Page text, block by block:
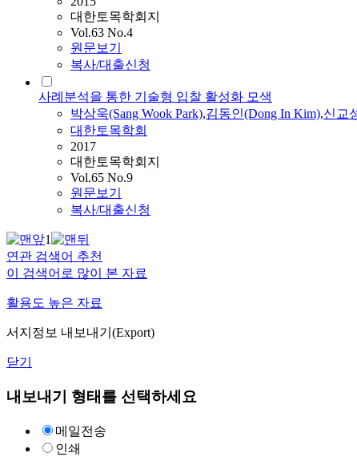
대한토목학회지
Vol.63 No.4
원문보기
복사/대출신청
사례분석을 통한 기술형 입찰 활성화 모색
박상욱(Sang Wook Park),김동인(Dong In Kim),신교
대한토목학회
2017
대한토목학회지
Vol.65 No.9
원문보기
복사/대출신청
1
연관 검색어 추천
이 검색어로 많이 본 자료
활용도 높은 자료
서지정보 내보내기(Export)
닫기
내보내기 형태를 선택하세요
메일전송
인쇄